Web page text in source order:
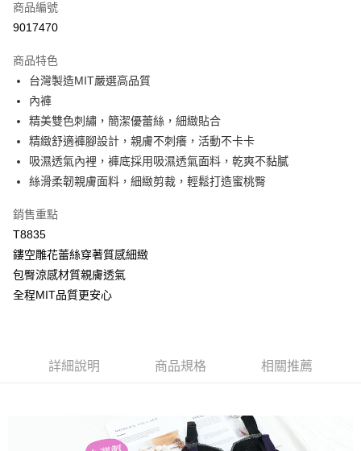
超商取貨付款
Apple Pay
街口支付
悠遊付
全盈+PAY
相關說明
【大哥付你分期使用說明】
1.本服務由台灣大哥大提供，台灣大哥大用戶可立即使用無須另外申請。
2.付款方式選擇「大哥付你分期」，訂單成立後會自動跳轉到大哥付的交易
流程，驗證手機門號後，選擇欲分期的期數、繳款截止日，確認付款後即完
成交易。
【繳款方式說明】
帳／街口支付／iPASS MONEY」等通路繳費。
【關於「AFTEE先享後付」】
AFTEE先享後付是「在收到商品之後才付款」的支付方式。 讓您購物簡單
結帳頁面，進行簡訊認證並確認金額後，即可完成結帳。
２．訂單成立數日內，您將收到繳費通知簡訊。
３．收到繳費通知簡訊後14天內，點擊此簡訊中的連結，可透過四大超商／
Hami Point
貨到付款
商品編號
9017470
商品特色
台灣製造MIT嚴選高品質
內褲
精美雙色刺繡，簡潔優蕾絲，細緻貼合
精緻舒適褲腳設計，親膚不刺癢，活動不卡卡
吸濕透氣內裡，褲底採用吸濕透氣面料，乾爽不黏膩
絲滑柔韌親膚面料，細緻剪裁，輕鬆打造蜜桃臀
銷售重點
T8835
鏤空雕花蕾絲穿著質感細緻
包臀涼感材質親膚透氣
全程MIT品質更安心
詳細說明 商品規格 相關推薦